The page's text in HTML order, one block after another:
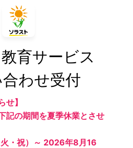
育サービス
わせ受付
せ】
記の期間を夏季休業とさせ
・祝）～ 2026年8月16